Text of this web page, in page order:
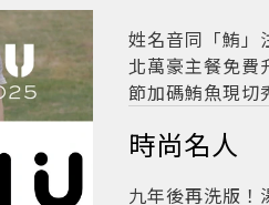
姓名音同「鮪」
北萬豪主餐免費
節加碼鮪魚現切
時尚名人
九年後再洗版！